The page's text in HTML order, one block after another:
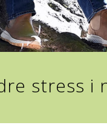
stress i